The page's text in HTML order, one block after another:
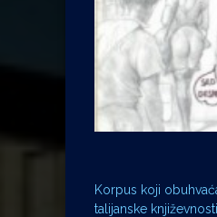
Korpus koji
talijanske